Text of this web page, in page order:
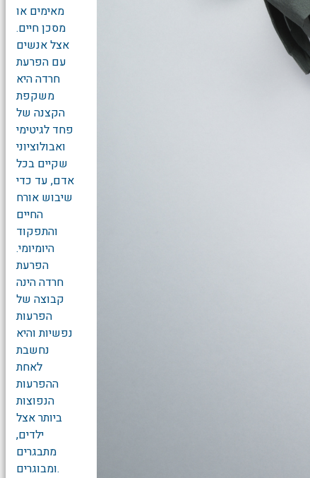
מאימים או
מסכן חיים.
אצל אנשים
עם הפרעת
חרדה היא
משקפת
הקצנה של
פחד לגיטימי
ואבולוציוני
שקיים בכל
אדם, עד כדי
שיבוש אורח
החיים
והתפקוד
היומיומי.
הפרעת
חרדה הינה
קבוצה של
הפרעות
נפשיות והיא
נחשבת
לאחת
ההפרעות
הנפוצות
ביותר אצל
ילדים,
מתבגרים
ומבוגרים.